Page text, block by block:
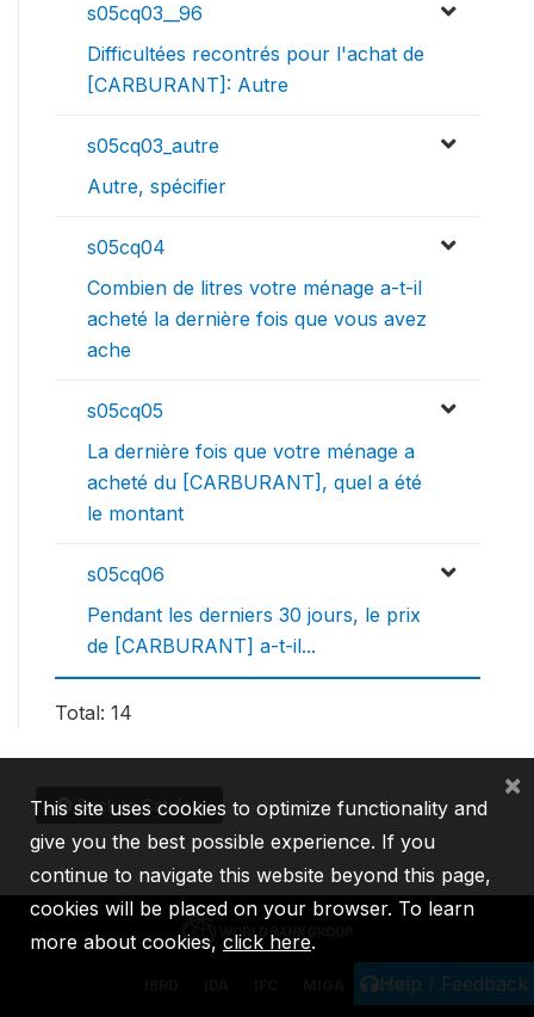
s05cq03__96
Difficultées recontrés pour l'achat de
[CARBURANT]: Autre
s05cq03_autre
Autre, spécifier
s05cq04
Combien de litres votre ménage a-t-il
acheté la dernière fois que vous avez
ache
s05cq05
La dernière fois que votre ménage a
acheté du [CARBURANT], quel a été
le montant
s05cq06
Pendant les derniers 30 jours, le prix
de [CARBURANT] a-t-il...
Total: 14
Back to Catalog
Help / Feedback
ICSID
This site uses cookies to optimize functionality and
give you the best possible experience. If you
continue to navigate this website beyond this page,
cookies will be placed on your browser. To learn
more about cookies, click here.
×